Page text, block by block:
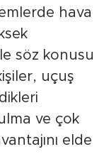
hava
söz konusu
uçuş
ve çok
elde